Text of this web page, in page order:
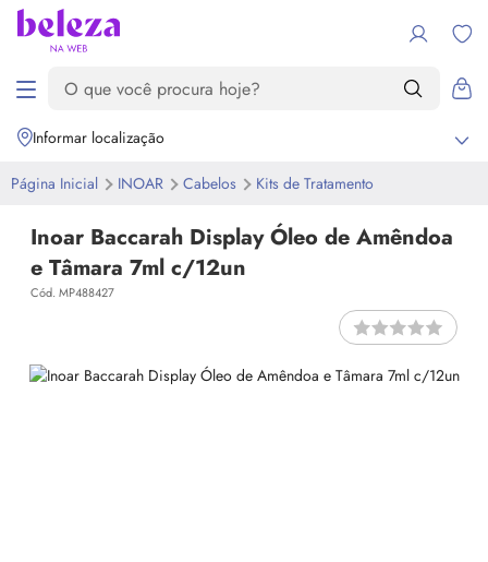
Informar localização
Página Inicial INOAR Cabelos Kits de Tratamento
Inoar Baccarah Display Óleo de Amêndoa
e Tâmara 7ml c/12un
Cód. MP488427